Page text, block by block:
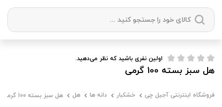
دسته بندی ها
آجیل میوه خشک
فروشگاه اینترنتی آجیل چی خشکبار دانه ها هل هل سبز بسته 100 گرمی
اولین نفری باشید که نظر می‌دهید.
هل سبز بسته 100 گرمی